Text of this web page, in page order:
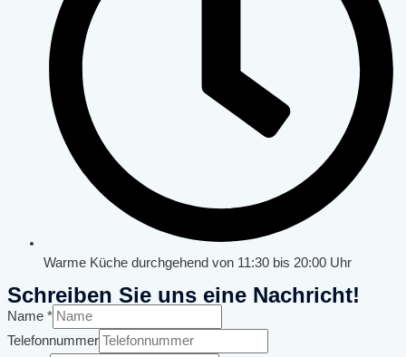
Warme Küche durchgehend von 11:30 bis 20:00 Uhr
Schreiben Sie uns eine Nachricht!
Name *
Telefonnummer